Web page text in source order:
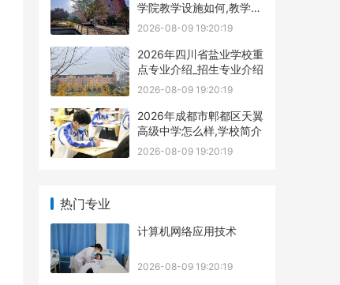
学院教学设施如何,教学设
施多不
2026-08-09 19:20:19
2026年四川省盐业学校重
点专业介绍_招生专业介绍
2026-08-09 19:20:19
2026年成都市郫都区天翼
高级中学怎么样,学校简介
2026-08-09 19:20:19
热门专业
计算机网络应用技术
2026-08-09 19:20:19